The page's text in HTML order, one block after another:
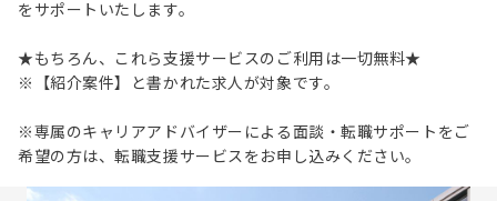
をサポートいたします。
★もちろん、これら支援サービスのご利用は一切無料★
※【紹介案件】と書かれた求人が対象です。
※専属のキャリアアドバイザーによる面談・転職サポートをご
希望の方は、転職支援サービスをお申し込みください。